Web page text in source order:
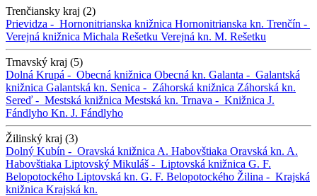
Trenčiansky kraj (2)
Prievidza - Hornonitrianska knižnica Hornonitrianska kn. Trenčín -
Verejná knižnica Michala Rešetku Verejná kn. M. Rešetku
Trnavský kraj (5)
Dolná Krupá - Obecná knižnica Obecná kn. Galanta - Galantská
knižnica Galantská kn. Senica - Záhorská knižnica Záhorská kn.
Sereď - Mestská knižnica Mestská kn. Trnava - Knižnica J.
Fándlyho Kn. J. Fándlyho
Žilinský kraj (3)
Dolný Kubín - Oravská knižnica A. Habovštiaka Oravská kn. A.
Habovštiaka Liptovský Mikuláš - Liptovská knižnica G. F.
Belopotockého Liptovská kn. G. F. Belopotockého Žilina - Krajská
knižnica Krajská kn.